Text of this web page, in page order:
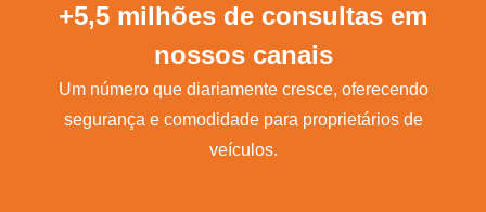
+5,5 milhões de consultas em
nossos canais
Um número que diariamente cresce, oferecendo
segurança e comodidade para proprietários de
veículos.